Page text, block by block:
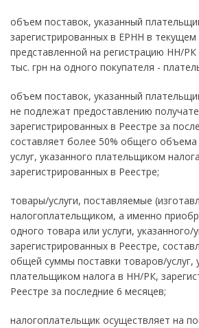
объем поставок, указанный
зарегистрированных в ЕРНН в
представленной на регистрацию НН/
тыс. грн на одного покупателя -
объем поставок, указанный
не подлежат предоставлению
зарегистрированных в Реестре за
составляет более 50% общего
услуг, указанного плательщиком
зарегистрированных в Реестре;
товары/услуги, поставляемые
налогоплательщиком, а именно
одного товара или услуги,
зарегистрированных в Реестре,
общей суммы поставки товаров/услуг,
плательщиком налога в НН/РК,
Реестре за последние 6 месяцев;
налогоплательщик осуществляет на